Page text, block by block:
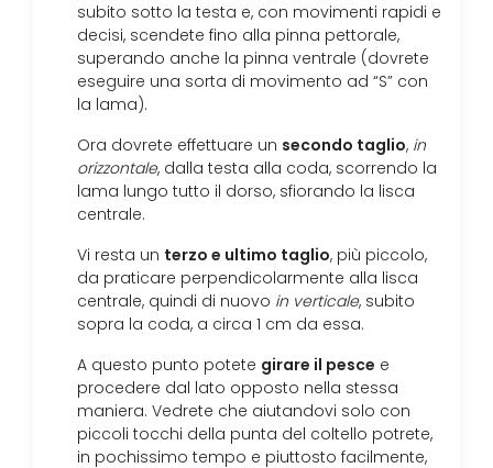
subito sotto la testa e, con movimenti rapidi e
decisi, scendete fino alla pinna pettorale,
superando anche la pinna ventrale (dovrete
eseguire una sorta di movimento ad “S” con
la lama).
Ora dovrete effettuare un secondo taglio, in
orizzontale, dalla testa alla coda, scorrendo la
lama lungo tutto il dorso, sfiorando la lisca
centrale.
Vi resta un terzo e ultimo taglio, più piccolo,
da praticare perpendicolarmente alla lisca
centrale, quindi di nuovo in verticale, subito
sopra la coda, a circa 1 cm da essa.
A questo punto potete girare il pesce e
procedere dal lato opposto nella stessa
maniera. Vedrete che aiutandovi solo con
piccoli tocchi della punta del coltello potrete,
in pochissimo tempo e piuttosto facilmente,